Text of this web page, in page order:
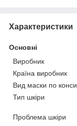
Характеристики
Основні
Виробник
Країна виробник
Вид маски по
Тип шкіри
Проблема шкіри